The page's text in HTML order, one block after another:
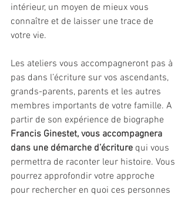
intérieur, un moyen de mieux vous
connaître et de laisser une trace de
votre vie.
Les ateliers vous accompagneront pas à
pas dans l’écriture sur vos ascendants,
grands-parents, parents et les autres
membres importants de votre famille. A
partir de son expérience de biographe
Francis Ginestet, vous accompagnera
dans une démarche d’écriture qui vous
permettra de raconter leur histoire. Vous
pourrez approfondir votre approche
pour rechercher en quoi ces personnes